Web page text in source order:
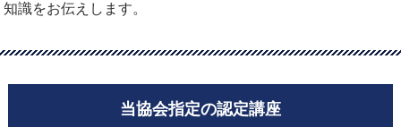
知識をお伝えします。
当協会指定の認定講座